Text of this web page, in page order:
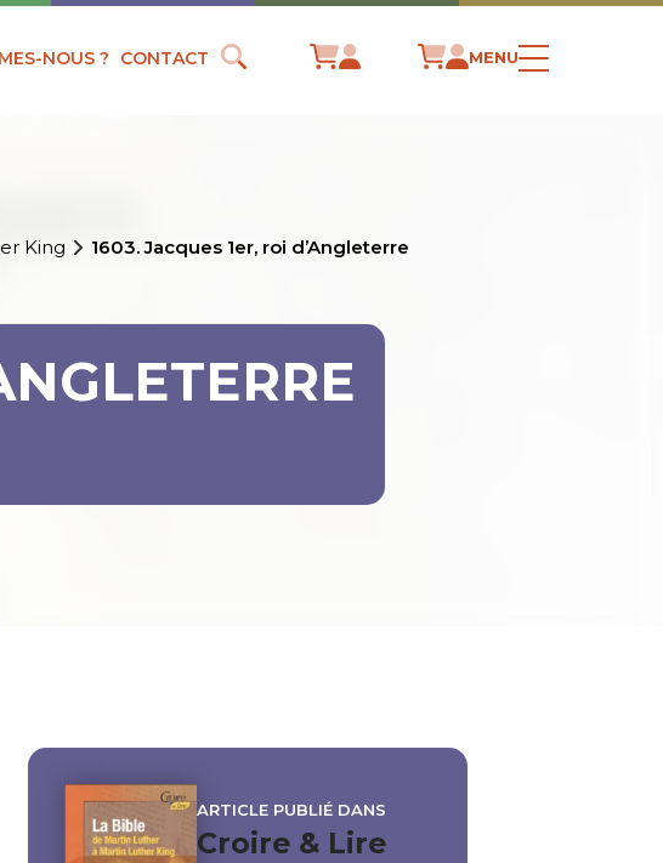
NOUS ? CONTACT MENU
King 1603. Jacques 1er, roi d’Angleterre
ARTICLE PUBLIÉ DANS
Croire & Lire